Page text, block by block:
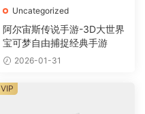
Uncategorized
阿尔宙斯传说手游-3D大世界
宝可梦自由捕捉经典手游
2026-01-31
VIP